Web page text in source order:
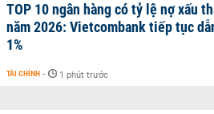
TOP 10 ngân hàng có tỷ lệ nợ xấu
năm 2026: Vietcombank tiếp tục
1%
TÀI CHÍNH - 1 phút trước